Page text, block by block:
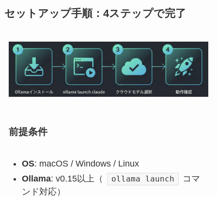
セットアップ手順：4ステップで完了
前提条件
OS: macOS / Windows / Linux
Ollama: v0.15以上（ ollama launch
コマ
ンド対応）